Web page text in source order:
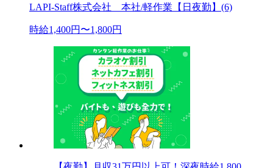
LAPI-Staff株式会社 本社/軽作業【日夜勤】(6)
時給1,400円〜1,800円